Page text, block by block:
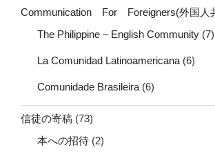
Communication For Foreigners(外国人
The Philippine – English Community (7)
La Comunidad Latinoamericana (6)
Comunidade Brasileira (6)
信徒の寄稿 (73)
本への招待 (2)